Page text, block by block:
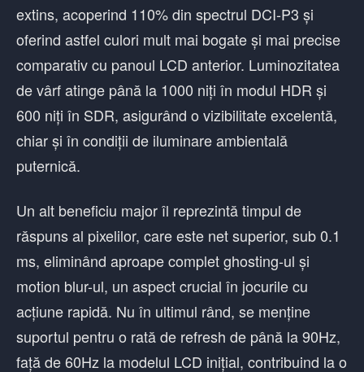
extins, acoperind 110% din spectrul DCI-P3 și
oferind astfel culori mult mai bogate și mai precise
comparativ cu panoul LCD anterior. Luminozitatea
de vârf atinge până la 1000 niți în modul HDR și
600 niți în SDR, asigurând o vizibilitate excelentă,
chiar și în condiții de iluminare ambientală
puternică.
Un alt beneficiu major îl reprezintă timpul de
răspuns al pixelilor, care este net superior, sub 0.1
ms, eliminând aproape complet ghosting-ul și
motion blur-ul, un aspect crucial în jocurile cu
acțiune rapidă. Nu în ultimul rând, se menține
suportul pentru o rată de refresh de până la 90Hz,
față de 60Hz la modelul LCD inițial, contribuind la o